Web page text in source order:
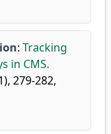
: Tracking
in CMS.
279-282,